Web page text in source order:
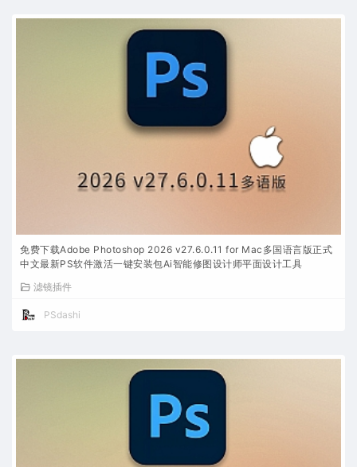
免费下载Adobe Photoshop 2026 v27.6.0.11 for Mac多国语言版正式
中文最新PS软件激活一键安装包Ai智能修图设计师平面设计工具
滤镜插件
PSdashi